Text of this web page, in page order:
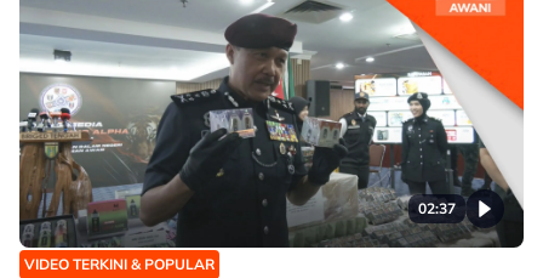
02:37
VIDEO TERKINI & POPULAR